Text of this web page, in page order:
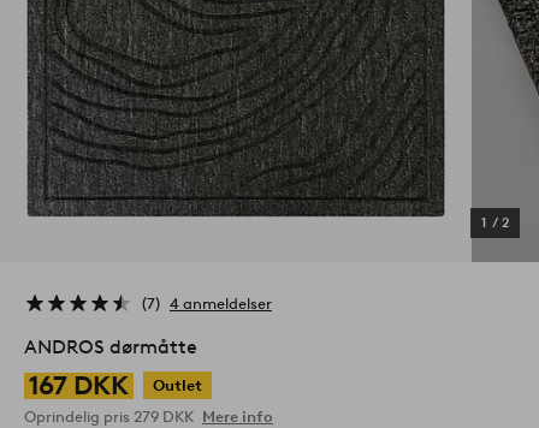
1 / 2
7 4 anmeldelser
ANDROS dørmåtte
167 DKK
Outlet
Oprindelig pris 279 DKK Mere info